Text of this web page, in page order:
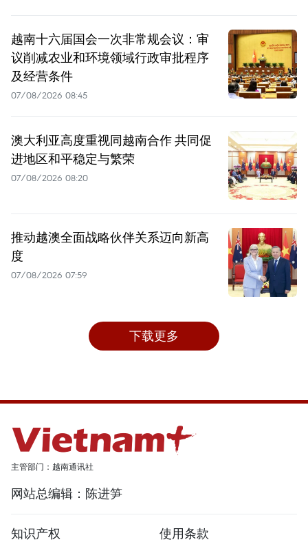
越南十六届国会一次非常规会议：审
议削减农业和环境领域行政审批程序
及经营条件
07/08/2026 08:45
澳大利亚高度重视同越南合作 共同促
进地区和平稳定与繁荣
07/08/2026 08:20
推动越澳全面战略伙伴关系迈向新高
度
07/08/2026 07:59
下载更多
主管部门：越南通讯社
网站总编辑：陈进笋
知识产权
使用条款